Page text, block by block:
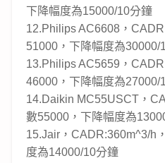
下降幅度為15000/10分鐘
12.Philips AC6608，
51000，下降幅度為30000/
13.Philips AC5659，
46000，下降幅度為27000/
14.Daikin MC55USCT，
數55000，下降幅度為
15.Jair，CADR:360m^3/h
度為14000/10分鐘